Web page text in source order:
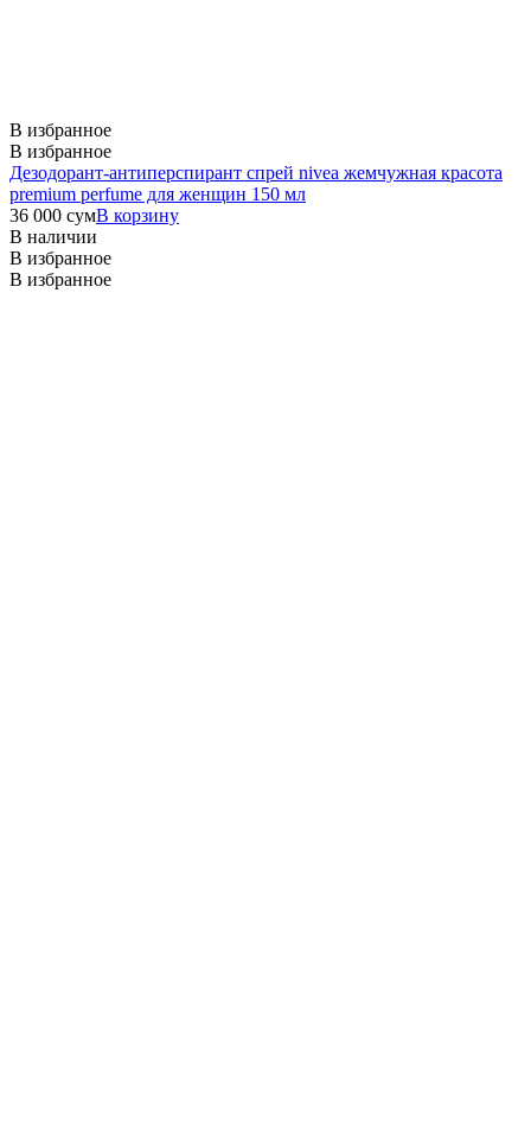
В избранное
В избранное
Дезодорант-антиперспирант спрей nivea жемчужная красота
premium perfume для женщин 150 мл
36 000 сумВ корзину
В наличии
В избранное
В избранное